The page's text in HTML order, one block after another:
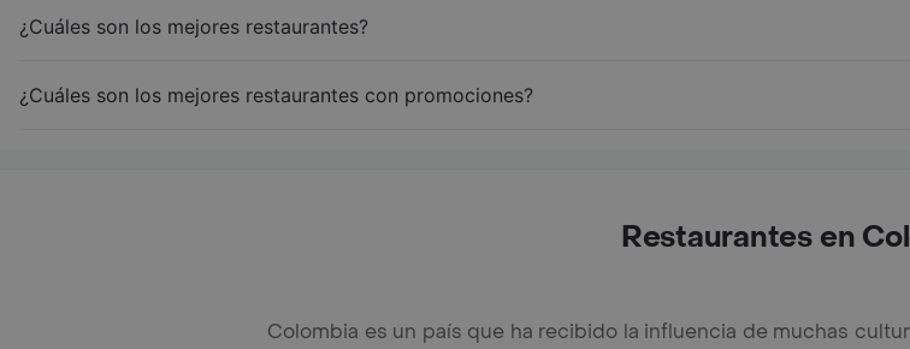
¿Cuáles son los mejores restaurantes?
¿Cuáles son los mejores restaurantes con promociones?
Restaurantes en
Colombia es un país que ha recibido la influencia de muchas